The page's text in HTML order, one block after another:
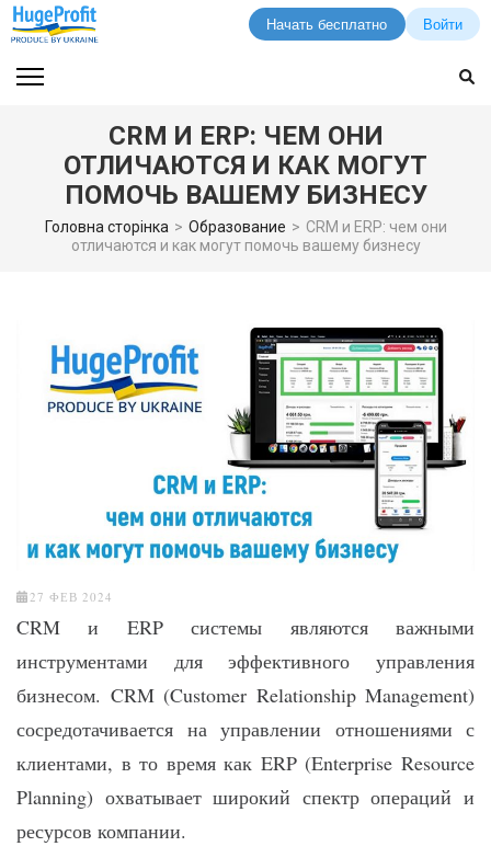
Начать бесплатно Войти
CRM И ERP: ЧЕМ ОНИ
ОТЛИЧАЮТСЯ И КАК МОГУТ
ПОМОЧЬ ВАШЕМУ БИЗНЕСУ
Головна сторінка > Образование > CRM и ERP: чем они
отличаются и как могут помочь вашему бизнесу
27 ФЕВ 2024
CRM и ERP системы являются важными
инструментами для эффективного управления
бизнесом. CRM (Customer Relationship Management)
сосредотачивается на управлении отношениями с
клиентами, в то время как ERP (Enterprise Resource
Planning) охватывает широкий спектр операций и
ресурсов компании.